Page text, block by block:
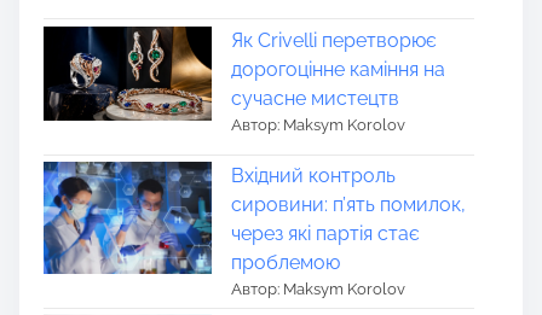
Як Crivelli перетворює
дорогоцінне каміння на
сучасне мистецтв
Автор: Maksym Korolov
Вхідний контроль
сировини: п’ять помилок,
через які партія стає
проблемою
Автор: Maksym Korolov